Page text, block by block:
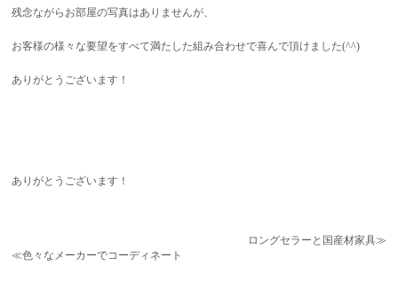
残念ながらお部屋の写真はありませんが、
お客様の様々な要望をすべて満たした組み合わせで喜んで頂けました(^^)
ありがとうございます！
ありがとうございます！
ロングセラーと国産材家具≫
≪色々なメーカーでコーディネート